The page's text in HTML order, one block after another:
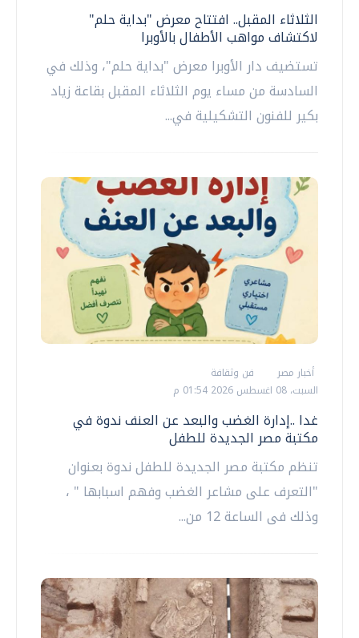
الثلاثاء المقبل.. افتتاح معرض "بداية حلم"
لاكتشاف مواهب الأطفال بالأوبرا
تستضيف دار الأوبرا معرض "بداية حلم"، وذلك في
السادسة من مساء يوم الثلاثاء المقبل بقاعة زياد
بكير للفنون التشكيلية في...
أخبار مصر
فن وثقافة
السبت، 08 اغسطس 2026 01:54 م
غدا ..إدارة الغضب والبعد عن العنف ندوة في
مكتبة مصر الجديدة للطفل
تنظم مكتبة مصر الجديدة للطفل ندوة بعنوان
"التعرف على مشاعر الغضب وفهم اسبابها " ،
وذلك فى الساعة 12 من...